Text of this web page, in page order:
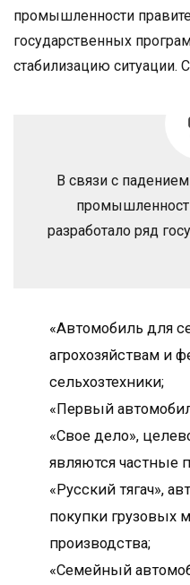
промышленности
государственных
стабилизацию ситуации.
В связи с
разработало ряд
«Автомобиль для
агрохозяйствам и
сельхозтехники;
«Первый
«Свое дело»,
являются частные
«Русский тягач»,
покупки грузовых
производства;
«Семейный